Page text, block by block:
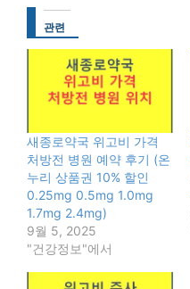
관련
새종로약국 위고비 가격
처방전 병원 예약 후기 (온
누리 상품권 10% 할인
0.25mg 0.5mg 1.0mg
1.7mg 2.4mg)
9월 5, 2025
"건강정보"에서